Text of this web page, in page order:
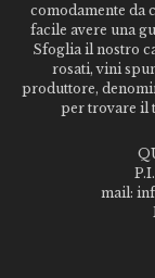
comodamente da
facile avere una
Sfoglia il nostro
rosati, vini
produttore,
per trovare il
mail: